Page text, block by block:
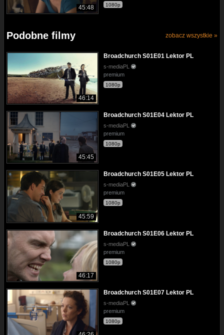
45:48 1080p
Podobne filmy zobacz wszystkie »
46:14
Broadchurch S01E01 Lektor PL
s-mediaPL
premium
1080p
45:45
Broadchurch S01E04 Lektor PL
s-mediaPL
premium
1080p
45:59
Broadchurch S01E05 Lektor PL
s-mediaPL
premium
1080p
46:17
Broadchurch S01E06 Lektor PL
s-mediaPL
premium
1080p
Broadchurch S01E07 Lektor PL
s-mediaPL
premium
1080p